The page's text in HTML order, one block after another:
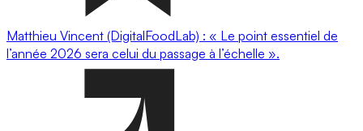
Matthieu Vincent (DigitalFoodLab) : « Le point essentiel de
l’année 2026 sera celui du passage à l’échelle ».